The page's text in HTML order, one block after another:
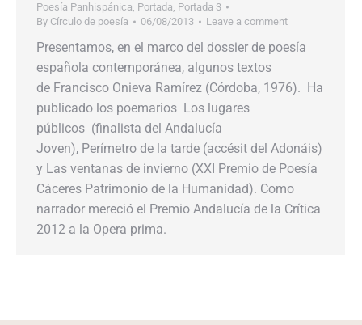
Poesía Panhispánica, Portada, Portada 3
By Círculo de poesía 06/08/2013 Leave a comment
Presentamos, en el marco del dossier de poesía
española contemporánea, algunos textos
de Francisco Onieva Ramírez (Córdoba, 1976). Ha
publicado los poemarios Los lugares
públicos (finalista del Andalucía
Joven), Perímetro de la tarde (accésit del Adonáis)
y Las ventanas de invierno (XXI Premio de Poesía
Cáceres Patrimonio de la Humanidad). Como
narrador mereció el Premio Andalucía de la Crítica
2012 a la Opera prima.